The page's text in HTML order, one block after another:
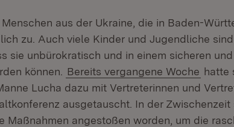
aus der Ukraine, die in Baden-
zu. Auch viele Kinder und Jugendliche sind
sie unbürokratisch und in einem sicheren
können.
Bereits vergangene Woche hatte
Lucha dazu mit Vertreterinnen und
ausgetauscht. In der Zwischenzeit
Maßnahmen angestoßen worden, um die